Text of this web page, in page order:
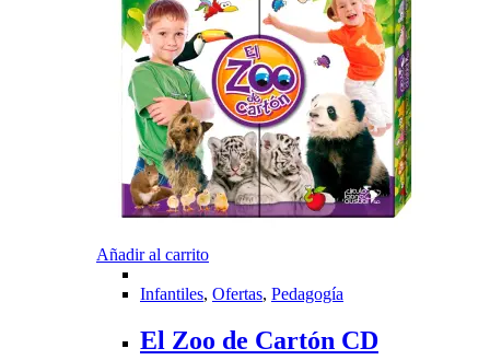
Añadir al carrito
Infantiles, Ofertas, Pedagogía
El Zoo de Cartón CD